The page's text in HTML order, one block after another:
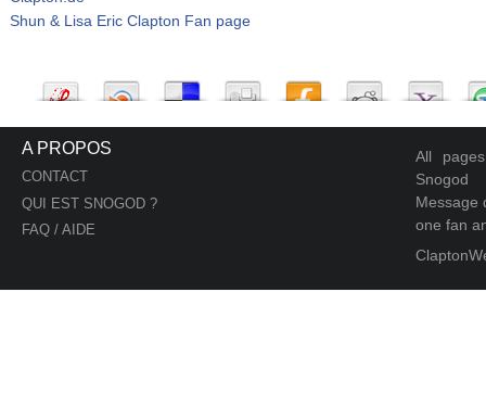
Shun & Lisa Eric Clapton Fan page
A PROPOS
CONTACT
QUI EST SNOGOD ?
FAQ / AIDE
All
Snogod
Message
one fan